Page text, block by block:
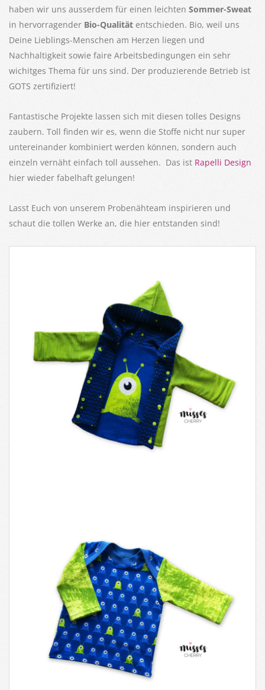
haben wir uns ausserdem für einen leichten Sommer-Sweat
in hervorragender Bio-Qualität entschieden. Bio, weil uns
Deine Lieblings-Menschen am Herzen liegen und
Nachhaltigkeit sowie faire Arbeitsbedingungen ein sehr
wichitges Thema für uns sind. Der produzierende Betrieb ist
GOTS zertifiziert!
Fantastische Projekte lassen sich mit diesen tolles Designs
zaubern. Toll finden wir es, wenn die Stoffe nicht nur super
untereinander kombiniert werden können, sondern auch
einzeln vernäht einfach toll aussehen. Das ist Rapelli Design
hier wieder fabelhaft gelungen!
Lasst Euch von unserem Probenähteam inspirieren und
schaut die tollen Werke an, die hier entstanden sind!